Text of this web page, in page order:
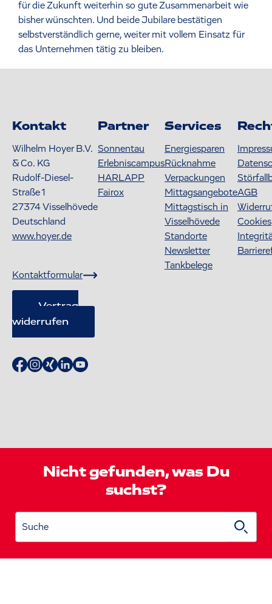
für die Zukunft weiterhin so gute Zusammenarbeit wie
bisher wünschten. Und beide Jubilare bestätigen
selbstverständlich gerne, weiter mit vollem Einsatz für
das Unternehmen tätig zu bleiben.
Kontakt
Wilhelm Hoyer B.V.
& Co. KG
Rudolf-Diesel-
Straße 1
27374Visselhövede
Deutschland
www.hoyer.de
Kontaktformular
Vertrag
widerrufen
Partner
Sonnentau
Erlebniscampus
HARLAPP
Fairox
Services
Energiesparen
Rücknahme
Verpackungen
Mittagsangebote
Mittagstisch in
Visselhövede
Standorte
Newsletter
Tankbelege
AGB
Cookies
Nicht gefunden, was Du
suchst?
Suche